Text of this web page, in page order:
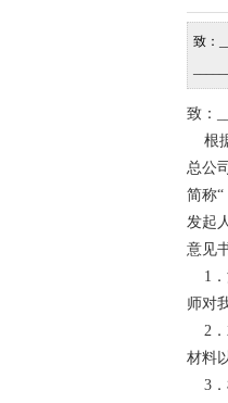
致：
致：
根据
总公
简称
发起
意见
1．
师对
2．
材料
3．